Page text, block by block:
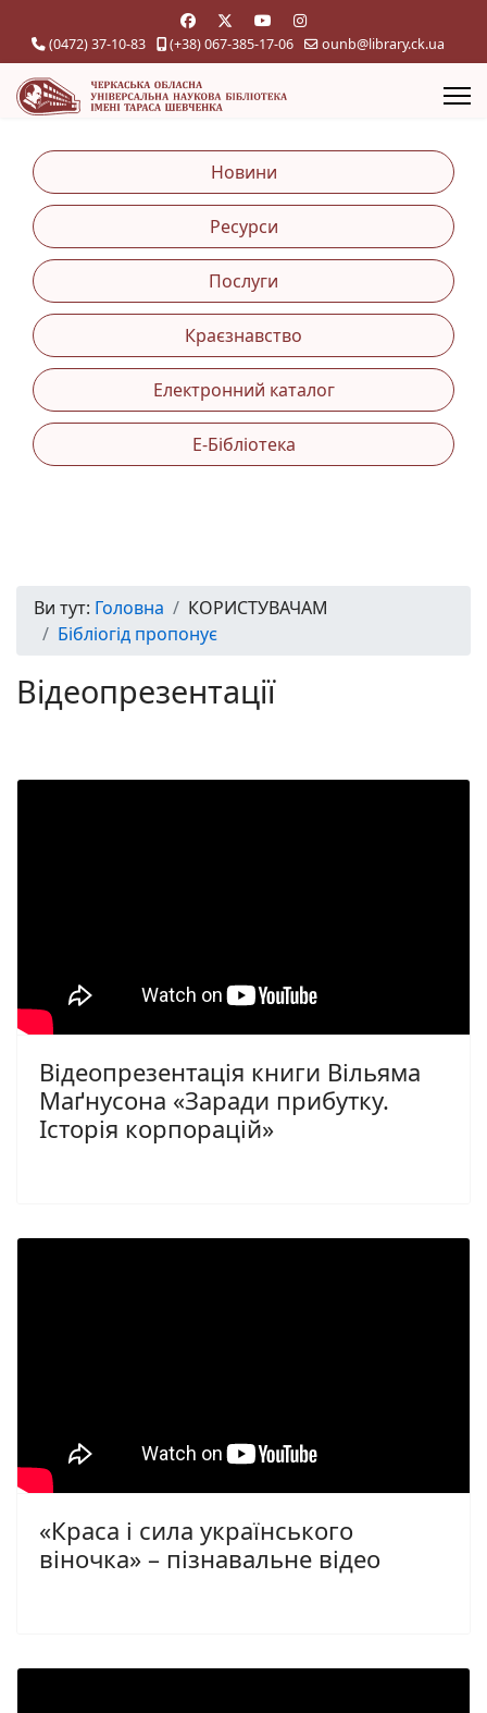
(0472) 37-10-83 (+38) 067-385-17-06 ounb@library.ck.ua
Новини
Ресурси
Послуги
Краєзнавство
Електронний каталог
Е-Бібліотека
Ви тут: Головна
КОРИСТУВАЧАМ
Бібліогід пропонує
Відеопрезентації
Відеопрезентація книги Вільяма
Маґнусона «Заради прибутку.
Історія корпорацій»
«Краса і сила українського
віночка» – пізнавальне відео